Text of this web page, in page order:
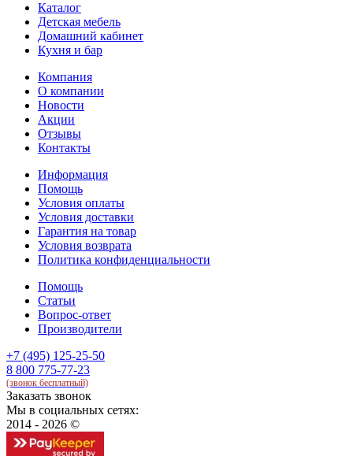
Каталог
Детская мебель
Домашний кабинет
Кухня и бар
Компания
О компании
Новости
Акции
Отзывы
Контакты
Информация
Помощь
Условия оплаты
Условия доставки
Гарантия на товар
Условия возврата
Политика конфиденциальности
Помощь
Статьи
Вопрос-ответ
Производители
+7 (495) 125-25-50
8 800 775-77-23
(звонок бесплатный)
Заказать звонок
Мы в социальных сетях:
2014 - 2026 ©